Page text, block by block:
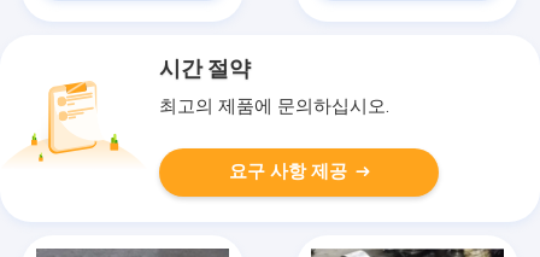
시간 절약
최고의 제품에 문의하십시오.
요구 사항 제공